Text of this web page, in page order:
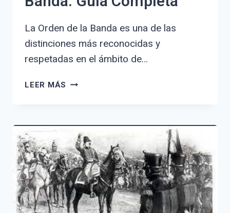
La Orden de la Banda es una de las
distinciones más reconocidas y
respetadas en el ámbito de…
LEER MÁS TODO
SABER
SOBRE
LA
ORDEN
DE
LA
BANDA: